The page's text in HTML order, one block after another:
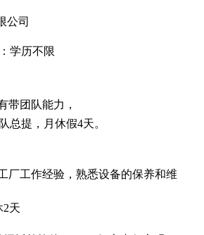
公司
学历不限
带团队能力，
总提，月休假4天。
厂工作经验，熟悉设备的保养和维
2天